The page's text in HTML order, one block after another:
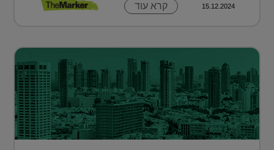
15.12.2024 קרא עוד